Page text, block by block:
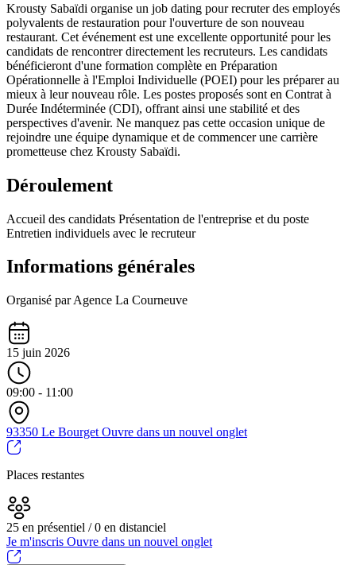
Krousty Sabaïdi organise un job dating pour recruter des employés
polyvalents de restauration pour l'ouverture de son nouveau
restaurant. Cet événement est une excellente opportunité pour les
candidats de rencontrer directement les recruteurs. Les candidats
bénéficieront d'une formation complète en Préparation
Opérationnelle à l'Emploi Individuelle (POEI) pour les préparer au
mieux à leur nouveau rôle. Les postes proposés sont en Contrat à
Durée Indéterminée (CDI), offrant ainsi une stabilité et des
perspectives d'avenir. Ne manquez pas cette occasion unique de
rejoindre une équipe dynamique et de commencer une carrière
prometteuse chez Krousty Sabaïdi.
Déroulement
Accueil des candidats Présentation de l'entreprise et du poste
Entretien individuels avec le recruteur
Informations générales
Organisé par Agence La Courneuve
15 juin 2026
09:00 - 11:00
93350 Le Bourget Ouvre dans un nouvel onglet
Places restantes
25 en présentiel / 0 en distanciel
Je m'inscris Ouvre dans un nouvel onglet